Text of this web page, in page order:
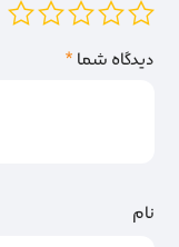
دیدگاه شما*
نام